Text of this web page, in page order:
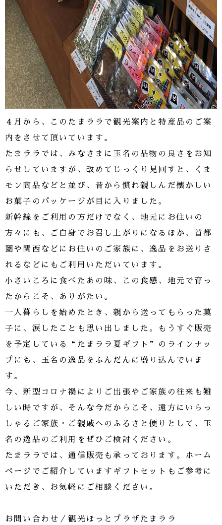
４月から、このたまララで観光案内と特産品のご案
内をさせて頂いています。
たまララでは、みなさまに玉名の品物の良さをお知
らせしていますが、改めてじっくり見回すと、くま
モン商品などと並び、昔から慣れ親しんだ懐かしい
お菓子のパッケージが目に入りました。
新幹線をご利用の方だけでなく、地元にお住いの
方々にも、ご自身でお召し上がりになるほか、首都
圏や関西などにお住いのご家族に、逸品をお送りさ
れるなどにもご利用いただいています。
小さいころに食べたあの味、この食感、地元で育っ
たからこそ、ありがたい。
一人暮らしを始めたとき、親から送ってもらった菓
子に、涙したことも思い出しました。もうすぐ販売
を予定している“たまララ夏ギフト”のラインナッ
プにも、玉名の逸品をふんだんに盛り込んでいま
す。
今、新型コロナ禍によりご出張やご家族の往来も難
しい時ですが、そんな今だからこそ、遠方にいらっ
しゃるご家族・ご親戚へのふるさと便りとして、玉
名の逸品のご利用をぜひご検討ください。
たまララでは、通信販売も承っております。ホーム
ページでご紹介していますギフトセットもご参考に
いただき、お気軽にご相談ください。
お問い合わせ／観光ほっとプラザたまララ